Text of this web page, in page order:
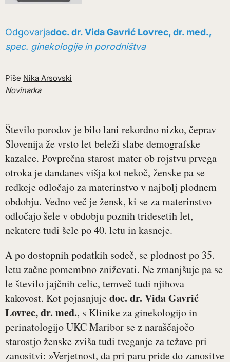
Odgovarjadoc. dr. Vida Gavrić Lovrec, dr. med.,
spec. ginekologije in porodništva
Piše Nika Arsovski
Novinarka
Število porodov je bilo lani rekordno nizko, čeprav
Slovenija že vrsto let beleži slabe demografske
kazalce. Povprečna starost mater ob rojstvu prvega
otroka je dandanes višja kot nekoč, ženske pa se
redkeje odločajo za materinstvo v najbolj plodnem
obdobju. Vedno več je žensk, ki se za materinstvo
odločajo šele v obdobju poznih tridesetih let,
nekatere tudi šele po 40. letu in kasneje.
A po dostopnih podatkih sodeč, se plodnost po 35.
letu začne pomembno zniževati. Ne zmanjšuje pa se
le število jajčnih celic, temveč tudi njihova
kakovost. Kot pojasnjujedoc. dr. Vida Gavrić
Lovrec, dr. med., s Klinike za ginekologijo in
perinatologijo UKC Maribor se z naraščajočo
starostjo ženske zviša tudi tveganje za težave pri
zanositvi: »Verjetnost, da pri paru pride do zanositve